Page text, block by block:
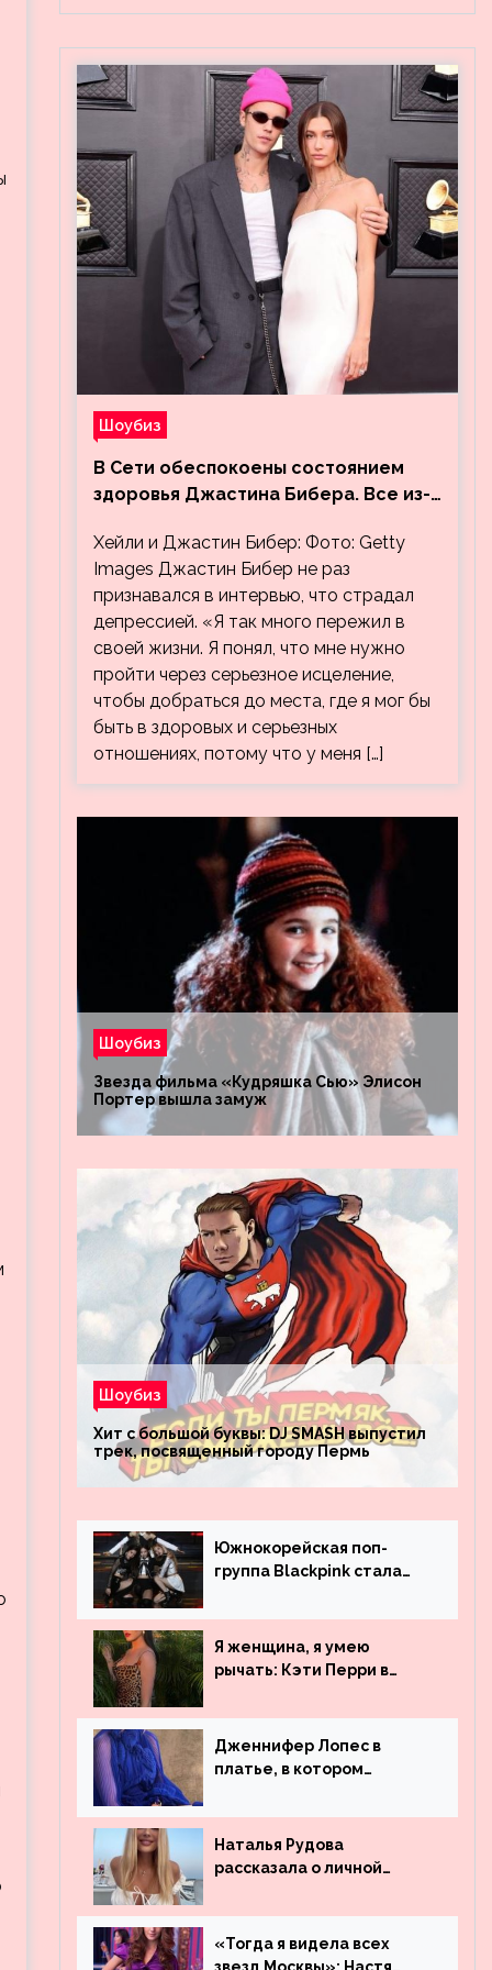
Шоубиз
В Сети обеспокоены состоянием
здоровья Джастина Бибера. Все из-
успокаивает Хейли
Хейли и Джастин Бибер: Фото: Getty
Images Джастин Бибер не раз
признавался в интервью, что страдал
депрессией. «Я так много пережил в
своей жизни. Я понял, что мне нужно
пройти через серьезное исцеление,
чтобы добраться до места, где я мог бы
быть в здоровых и серьезных
отношениях, потому что у меня […]
Шоубиз
Звезда фильма «Кудряшка Сью» Элисон
Портер вышла замуж
Шоубиз
Хит с большой буквы: DJ SMASH выпустил
трек, посвященный городу Пермь
Южнокорейская поп-
группа Blackpink стала
просмотрам на YouTube.
Они обогнали даже
Джастина Бибера
Я женщина, я умею
рычать: Кэти Перри в
Дженнифер Лопес в
платье, в котором
незамеченной
Наталья Рудова
рассказала о личной
«Тогда я видела всех